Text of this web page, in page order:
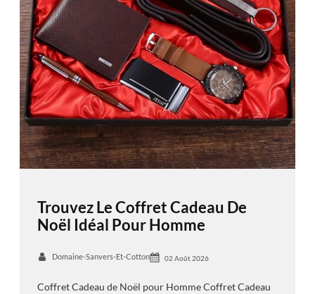
Trouvez Le Coffret Cadeau De
Noël Idéal Pour Homme
Domaine-Sanvers-Et-Cotton 02 Août 2026
Coffret Cadeau de Noël pour Homme Coffret Cadeau